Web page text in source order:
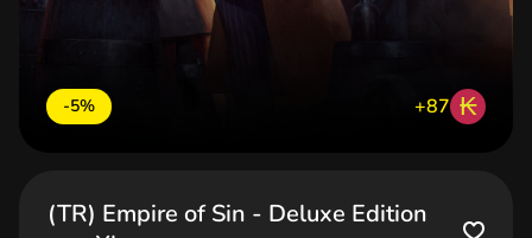
-5% +87 ₭
(TR) Empire of Sin - Deluxe Edition